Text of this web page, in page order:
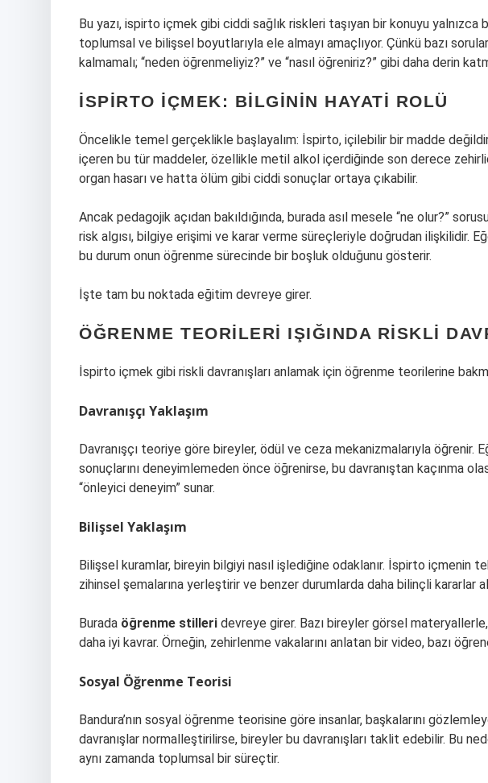
Bu yazı, ispirto içmek gibi ciddi sağlık riskleri taşıyan bir konuyu
toplumsal ve bilişsel boyutlarıyla ele almayı amaçlıyor. Çünkü bazı
kalmamalı; “neden öğrenmeliyiz?” ve “nasıl öğreniriz?” gibi daha derin
İSPIRTO İÇMEK: BILGININ HAYATI ROLÜ
Öncelikle temel gerçeklikle başlayalım: İspirto, içilebilir bir madde
içeren bu tür maddeler, özellikle metil alkol içerdiğinde son derece
organ hasarı ve hatta ölüm gibi ciddi sonuçlar ortaya çıkabilir.
Ancak pedagojik açıdan bakıldığında, burada asıl mesele “ne olur?”
risk algısı, bilgiye erişimi ve karar verme süreçleriyle doğrudan ilişkilidir.
bu durum onun öğrenme sürecinde bir boşluk olduğunu gösterir.
İşte tam bu noktada eğitim devreye girer.
ÖĞRENME TEORILERI IŞIĞINDA RISKLI
İspirto içmek gibi riskli davranışları anlamak için öğrenme teorilerine
Davranışçı Yaklaşım
Davranışçı teoriye göre bireyler, ödül ve ceza mekanizmalarıyla öğrenir.
sonuçlarını deneyimlemeden önce öğrenirse, bu davranıştan kaçınma
“önleyici deneyim” sunar.
Bilişsel Yaklaşım
Bilişsel kuramlar, bireyin bilgiyi nasıl işlediğine odaklanır. İspirto içmenin
zihinsel şemalarına yerleştirir ve benzer durumlarda daha bilinçli kararlar
Burada öğrenme stilleri devreye girer. Bazı bireyler görsel
daha iyi kavrar. Örneğin, zehirlenme vakalarını anlatan bir video, bazı
Sosyal Öğrenme Teorisi
Bandura’nın sosyal öğrenme teorisine göre insanlar, başkalarını
davranışlar normalleştirilirse, bireyler bu davranışları taklit edebilir. Bu
aynı zamanda toplumsal bir süreçtir.